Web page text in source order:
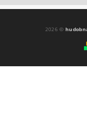
2026 ©